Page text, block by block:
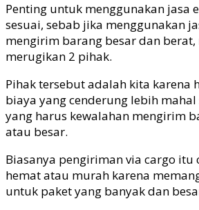
Penting untuk menggunakan jasa
sesuai, sebab jika menggunakan
mengirim barang besar dan berat,
merugikan 2 pihak.
Pihak tersebut adalah kita karena
biaya yang cenderung lebih
yang harus kewalahan mengirim
atau besar.
Biasanya pengiriman via cargo itu
hemat atau murah karena
untuk paket yang banyak dan